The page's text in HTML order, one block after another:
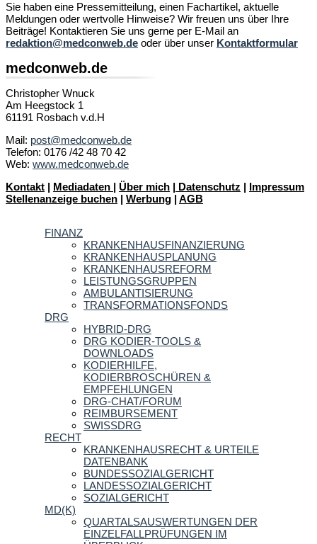
Sie haben eine Pressemitteilung, einen Fachartikel, aktuelle
Meldungen oder wertvolle Hinweise? Wir freuen uns über Ihre
Beiträge! Kontaktieren Sie uns gerne per E-Mail an
redaktion@medconweb.de oder über unser Kontaktformular
medconweb.de
Christopher Wnuck
Am Heegstock 1
61191 Rosbach v.d.H
Mail: post@medconweb.de
Telefon: 0176 /42 48 70 42
Web: www.medconweb.de
Kontakt | Mediadaten | Über mich | Datenschutz | Impressum
Stellenanzeige buchen | Werbung | AGB
FINANZ
KRANKENHAUSFINANZIERUNG
KRANKENHAUSPLANUNG
KRANKENHAUSREFORM
LEISTUNGSGRUPPEN
AMBULANTISIERUNG
TRANSFORMATIONSFONDS
DRG
HYBRID-DRG
DRG KODIER-TOOLS &
DOWNLOADS
KODIERHILFE,
KODIERBROSCHÜREN &
EMPFEHLUNGEN
DRG-CHAT/FORUM
REIMBURSEMENT
SWISSDRG
RECHT
KRANKENHAUSRECHT & URTEILE
DATENBANK
BUNDESSOZIALGERICHT
LANDESSOZIALGERICHT
SOZIALGERICHT
MD(K)
QUARTALSAUSWERTUNGEN DER
EINZELFALLPRÜFUNGEN IM